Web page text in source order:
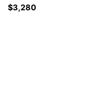
$3,280